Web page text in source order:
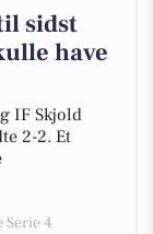
sidst
have
IF Skjold
2-2. Et
4